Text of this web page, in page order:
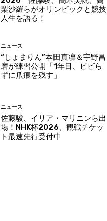
梨沙羅らがオリンピックと競技
人生を語る！
ニュース
“しょまりん”本田真凜＆宇野昌
磨が練習公開「1年目、ビビら
ずに爪痕を残す」
ニュース
佐藤駿、イリア・マリニンら出
場！NHK杯2026、観戦チケッ
ト最速先行受付中